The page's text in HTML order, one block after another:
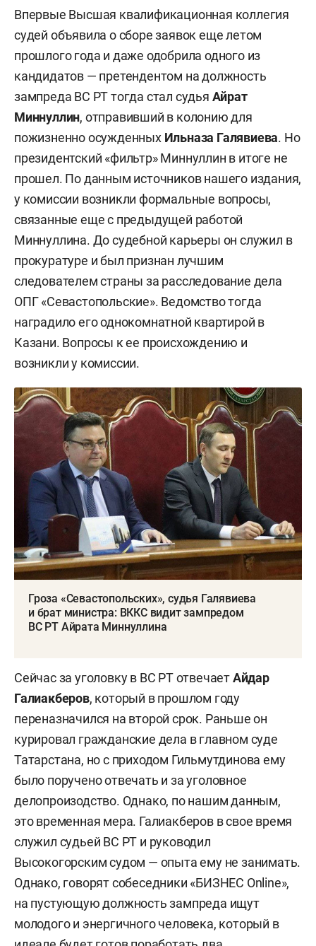
Впервые Высшая квалификационная коллегия
судей объявила о сборе заявок еще летом
прошлого года и даже одобрила одного из
кандидатов — претендентом на должность
зампреда ВС РТ тогда стал судья Айрат
Миннуллин, отправивший в колонию для
пожизненно осужденных Ильназа Галявиева. Но
президентский «фильтр» Миннуллин в итоге не
прошел. По данным источников нашего издания,
у комиссии возникли формальные вопросы,
связанные еще с предыдущей работой
Миннуллина. До судебной карьеры он служил в
прокуратуре и был признан лучшим
следователем страны за расследование дела
ОПГ «Севастопольские». Ведомство тогда
наградило его однокомнатной квартирой в
Казани. Вопросы к ее происхождению и
возникли у комиссии.
Гроза «Севастопольских», судья Галявиева
и брат министра: ВККС видит зампредом
ВС РТ Айрата Миннуллина
Сейчас за уголовку в ВС РТ отвечаетАйдар
Галиакберов, который в прошлом году
переназначился на второй срок. Раньше он
курировал гражданские дела в главном суде
Татарстана, но с приходом Гильмутдинова ему
было поручено отвечать и за уголовное
делопроизодство. Однако, по нашим данным,
это временная мера. Галиакберов в свое время
служил судьей ВС РТ и руководил
Высокогорским судом — опыта ему не занимать.
Однако, говорят собеседники «БИЗНЕС Online»,
на пустующую должность зампреда ищут
молодого и энергичного человека, который в